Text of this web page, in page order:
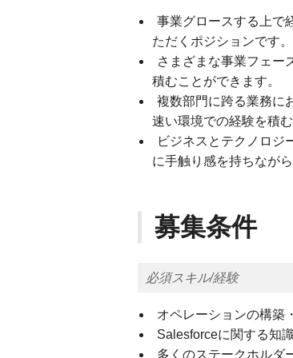
事業グロースする上で
ただくポジションです。
さまざまな事業フェー
積むことができます。
複数部門に跨る業務に
速い環境での経験を積
ビジネスとテクノロジ
に手触り感を持ちなが
募集条件
必須スキル/経験
オペレーションの構築
Salesforceに関する知
多くのステークホルダ